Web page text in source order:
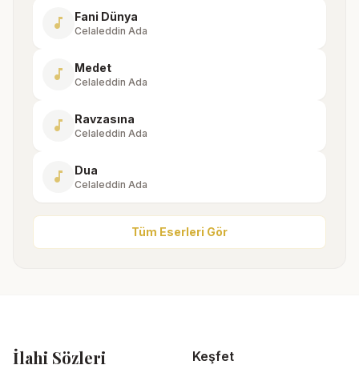
music_note Fani Dünya
Celaleddin Ada
music_note Medet
Celaleddin Ada
music_note Ravzasına
Celaleddin Ada
music_note Dua
Celaleddin Ada
Tüm Eserleri Gör
İlahi Sözleri Keşfet